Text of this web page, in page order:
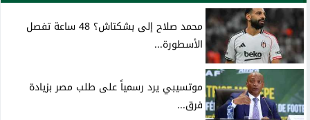
محمد صلاح إلى بشكتاش؟ 48 ساعة تفصل
الأسطورة...
موتسيبي يرد رسمياً على طلب مصر بزيادة
فرق...